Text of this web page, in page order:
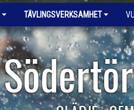
TÄVLINGSVERKSAMHET